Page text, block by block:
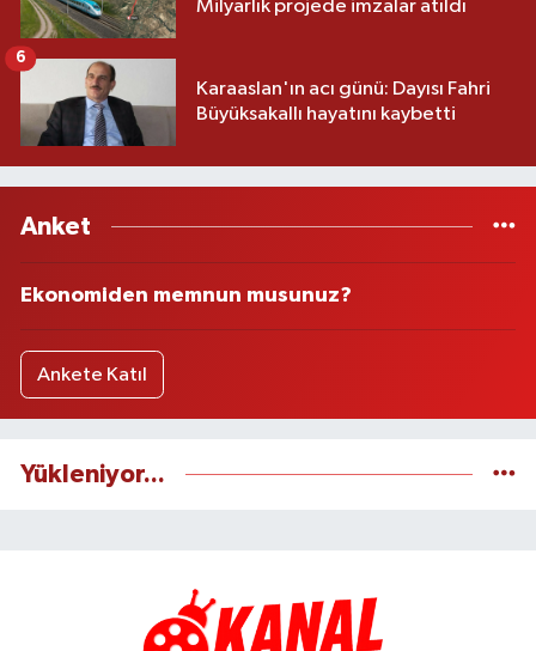
Milyarlık projede imzalar atıldı
Karaaslan'ın acı günü: Dayısı Fahri
Büyüksakallı hayatını kaybetti
6
Anket
Ekonomiden memnun musunuz?
Ankete Katıl
Yükleniyor...